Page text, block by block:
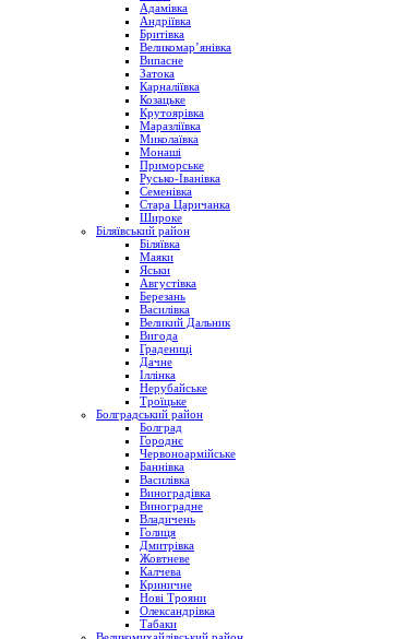
Адамівка
Андріївка
Бритівка
Великомар’янівка
Випасне
Затока
Карналіївка
Козацьке
Крутоярівка
Маразліївка
Миколаївка
Монаші
Приморське
Русько-Іванівка
Семенівка
Стара Царичанка
Широке
Біляївський район
Біляївка
Маяки
Яськи
Августівка
Березань
Василівка
Великий Дальник
Вигода
Градениці
Дачне
Іллінка
Нерубайське
Троїцьке
Болградський район
Болград
Городнє
Червоноармійське
Баннівка
Василівка
Виноградівка
Виноградне
Владичень
Голиця
Дмитрівка
Жовтневе
Калчева
Криничне
Нові Трояни
Олександрівка
Табаки